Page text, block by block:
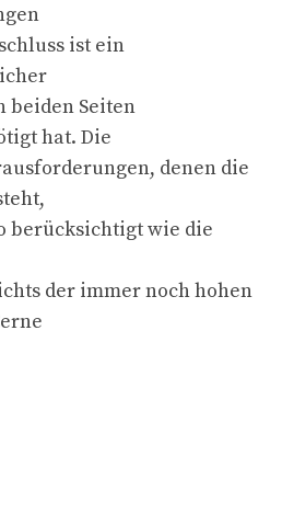
ist ein
beiden Seiten
hat. Die
denen die
berücksichtigt wie die
der immer noch hohen